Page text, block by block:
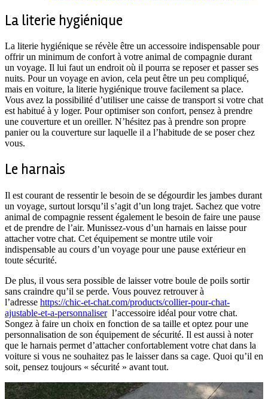
La literie hygiénique
La literie hygiénique se révèle être un accessoire indispensable pour
offrir un minimum de confort à votre animal de compagnie durant
un voyage. Il lui faut un endroit où il pourra se reposer et passer ses
nuits. Pour un voyage en avion, cela peut être un peu compliqué,
mais en voiture, la literie hygiénique trouve facilement sa place.
Vous avez la possibilité d’utiliser une caisse de transport si votre chat
est habitué à y loger. Pour optimiser son confort, pensez à prendre
une couverture et un oreiller. N’hésitez pas à prendre son propre
panier ou la couverture sur laquelle il a l’habitude de se poser chez
vous.
Le harnais
Il est courant de ressentir le besoin de se dégourdir les jambes durant
un voyage, surtout lorsqu’il s’agit d’un long trajet. Sachez que votre
animal de compagnie ressent également le besoin de faire une pause
et de prendre de l’air. Munissez-vous d’un harnais en laisse pour
attacher votre chat. Cet équipement se montre utile voir
indispensable au cours d’un voyage pour une pause extérieur en
toute sécurité.
De plus, il vous sera possible de laisser votre boule de poils sortir
sans craindre qu’il se perde. Vous pouvez retrouver à
l’adresse https://chic-et-chat.com/products/collier-pour-chat-
ajustable-et-a-personnaliserl’accessoire idéal pour votre chat.
Songez à faire un choix en fonction de sa taille et optez pour une
personnalisation de son équipement de sécurité. Il est aussi à noter
que le harnais permet d’attacher confortablement votre chat dans la
voiture si vous ne souhaitez pas le laisser dans sa cage. Quoi qu’il en
soit, pensez toujours « sécurité » avant tout.